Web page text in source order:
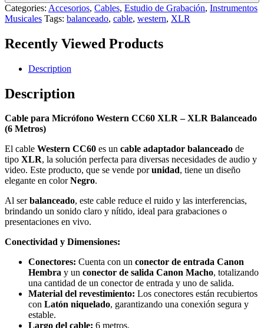
Categories: Accesorios, Cables, Estudio de Grabación, Instrumentos
Musicales Tags: balanceado, cable, western, XLR
Recently Viewed Products
Description
Description
Cable para Micrófono Western CC60 XLR – XLR Balanceado
(6 Metros)
El cable Western CC60 es un cable adaptador balanceado de
tipo XLR, la solución perfecta para diversas necesidades de audio y
video. Este producto, que se vende porunidad, tiene un diseño
elegante en colorNegro.
Al serbalanceado, este cable reduce el ruido y las interferencias,
brindando un sonido claro y nítido, ideal para grabaciones o
presentaciones en vivo.
Conectividad y Dimensiones:
Conectores: Cuenta con un conector de entrada Canon
Hembra y un conector de salida Canon Macho, totalizando
una cantidad de un conector de entrada y uno de salida.
Material del revestimiento: Los conectores están recubiertos
con Latón niquelado, garantizando una conexión segura y
estable.
Largo del cable: 6 metros.